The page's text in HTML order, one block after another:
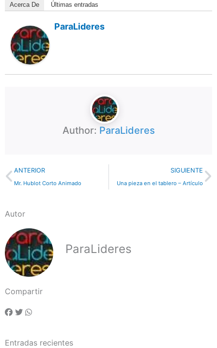
Acerca De Últimas entradas
ParaLideres
Author: ParaLideres
Previo
ANTERIOR
Mr. Hublot Corto Animado
SIGUIENTE
Una pieza en el tablero – Artículo
Autor
ParaLideres
Compartir
Entradas recientes